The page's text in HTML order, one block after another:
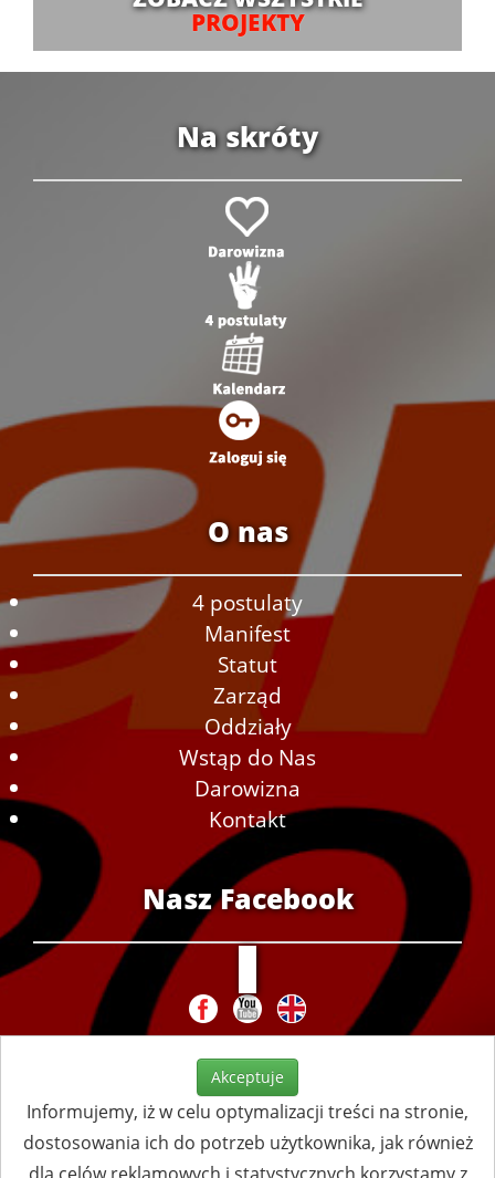
PROJEKTY
Na skróty
O nas
4 postulaty
Manifest
Statut
Zarząd
Oddziały
Wstąp do Nas
Darowizna
Kontakt
Nasz Facebook
Akceptuje
Informujemy, iż w celu optymalizacji treści na stronie,
dostosowania ich do potrzeb użytkownika, jak również